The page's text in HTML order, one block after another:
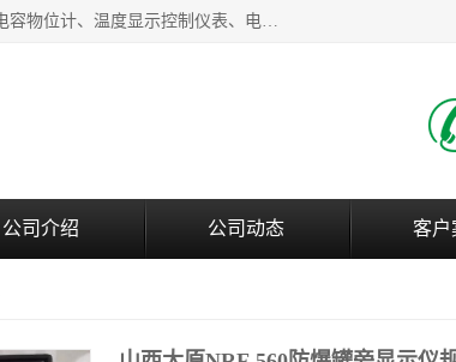
河南新瑞普测控技术有限公司主营：压力变送器、液位变送器、差压变送器、雷达料位计、电容物位计、温度显示控制仪表、电量变送器、流量计、工业自动化系统成套设备。
公司介绍 公司动态 客户